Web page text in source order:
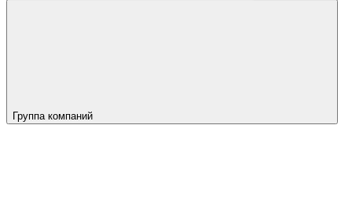
Группа компаний